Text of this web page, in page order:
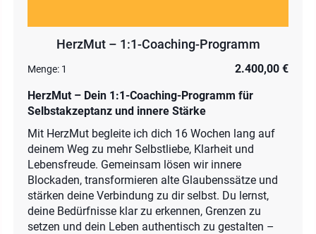
HerzMut – 1:1-Coaching-Programm
Menge: 1
2.400,00 €
HerzMut – Dein 1:1-Coaching-Programm für
Selbstakzeptanz und innere Stärke
Mit HerzMut begleite ich dich 16 Wochen lang auf
deinem Weg zu mehr Selbstliebe, Klarheit und
Lebensfreude. Gemeinsam lösen wir innere
Blockaden, transformieren alte Glaubenssätze und
stärken deine Verbindung zu dir selbst. Du lernst,
deine Bedürfnisse klar zu erkennen, Grenzen zu
setzen und dein Leben authentisch zu gestalten –